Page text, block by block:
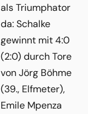
als Triumphator
da: Schalke
gewinnt mit 4:0
(2:0) durch Tore
von Jörg Böhme
(39., Elfmeter),
Emile Mpenza